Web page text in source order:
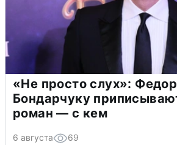
«Не просто слух»:
Бондарчуку
роман — с кем
6 августа 69